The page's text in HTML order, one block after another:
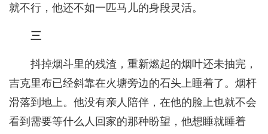
就不行，他还不如一匹马儿的身段灵活。
三
抖掉烟斗里的残渣，重新燃起的烟叶还未抽完，
吉克里布已经斜靠在火塘旁边的石头上睡着了。烟杆
滑落到地上。他没有亲人陪伴，在他的脸上也就不会
看到需要等什么人回家的那种盼望，他想睡就睡着